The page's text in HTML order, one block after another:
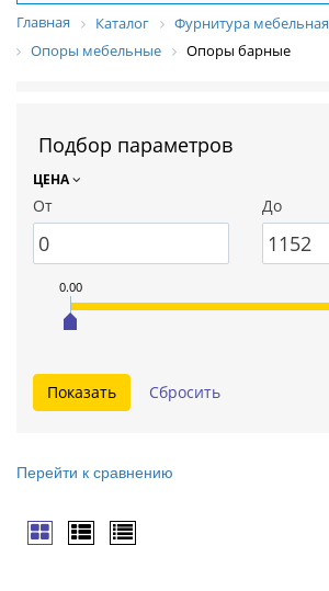
Главная Каталог
Фурнитура мебельная
Опоры мебельные
Опоры барные
Подбор параметров
ЦЕНА
От До
0.00
Перейти к сравнению